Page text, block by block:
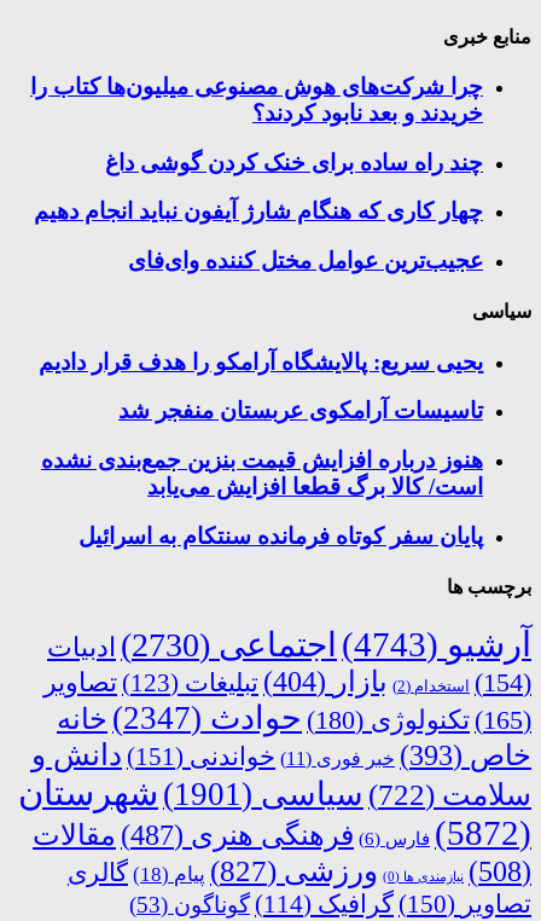
منابع خبری
چرا شرکت‌های هوش مصنوعی میلیون‌ها کتاب را
خریدند و بعد نابود کردند؟
چند راه‌ ساده برای خنک کردن گوشی داغ
چهار کاری که هنگام شارژ آیفون نباید انجام دهیم
عجیب‌ترین عوامل مختل کننده وای‌فای
سیاسی
یحیی سریع: پالایشگاه آرامکو را هدف قرار دادیم
تاسیسات آرامکوی عربستان منفجر شد
هنوز درباره افزایش قیمت بنزین جمع‌بندی نشده
است/ کالا برگ قطعا افزایش می‌یابد
پایان سفر کوتاه فرمانده سنتکام به اسرائیل
برچسب ها
آرشیو (4743) اجتماعی (2730)
ادبیات
(154)
استخدام (2) بازار (404) تبلیغات (123)
تصاویر
(165)
تکنولوژی (180) حوادث (2347)
خانه
خاص (393) خبر فوری (11) خواندنی (151)
دانش و
سلامت (722) سیاسی (1901)
شهرستان
(5872)
فارس (6) فرهنگی هنری (487)
مقالات
(508)
نیازمندی ها (0) ورزشی (827) پیام (18)
گالری
تصاویر (150) گرافیک (114) گوناگون (53)